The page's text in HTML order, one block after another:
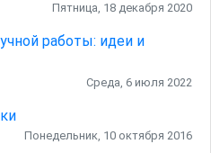
Пятница, 18 декабря 2020
работы: идеи и
Среда, 6 июля 2022
Понедельник, 10 октября 2016